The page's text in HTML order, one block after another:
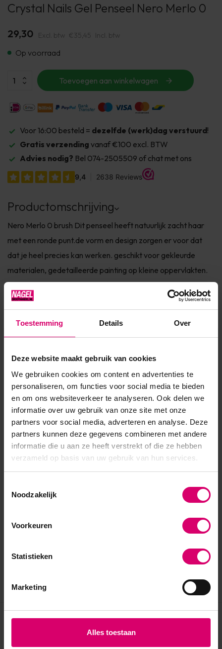
Toestemming Details Over
Deze website maakt gebruik van cookies
We gebruiken cookies om content en advertenties te
personaliseren, om functies voor social media te bieden
en om ons websiteverkeer te analyseren. Ook delen we
informatie over uw gebruik van onze site met onze
partners voor social media, adverteren en analyse. Deze
partners kunnen deze gegevens combineren met andere
informatie die u aan ze heeft verstrekt of die ze hebben
verzameld op basis van uw gebruik van hun services.
Noodzakelijk
Voorkeuren
Statistieken
Marketing
Alles toestaan
Crystal Nails Gel Penseel Nero Merlo 0
29,30 Excl. btw €35,45 Incl. btw
Op voorraad
Toevoegen aan winkelwagen
Voor 16:00 besteld = dezelfde (werk)dag verstuurd!
Gratis verzending vanaf €100 excl. BTW
Advies nodig? Bel 074-2505509 of chat met ons
Productomschrijving
Nero Merlo 0 brush Dit penseel heeft natuurlijk zacht haar
met een ronde punt.de vorm en design zorgen er voor dat
dat je heel precies kan werken. geschikt voor gekleurde
materialen, gedetailleerde painting op kleine oppervlakten.
Door zijn vorm is het ook erg fijn om er een gekleurde rand te
maken en ideaal om met color gels een kleur blending te...
Toon meer
Artikelnummer 9551
SKU 44075
Eerder bekeken